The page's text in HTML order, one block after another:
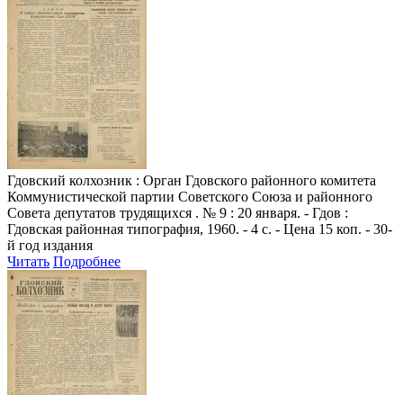
Гдовский колхозник : Орган Гдовского районного комитета
Коммунистической партии Советского Союза и районного
Совета депутатов трудящихся . № 9 : 20 января. - Гдов :
Гдовская районная типография, 1960. - 4 с. - Цена 15 коп. - 30-
й год издания
Читать Подробнее